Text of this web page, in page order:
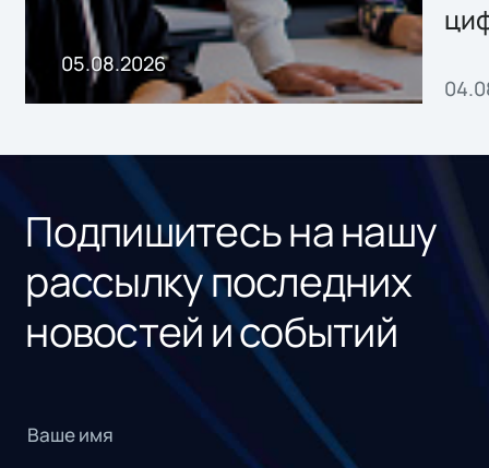
05.08.2026
Подпишитесь на нашу
рассылку последних
новостей и событий